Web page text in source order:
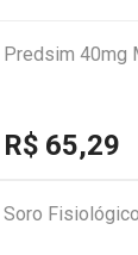
Predsim 40mg
R$ 65,29
Soro